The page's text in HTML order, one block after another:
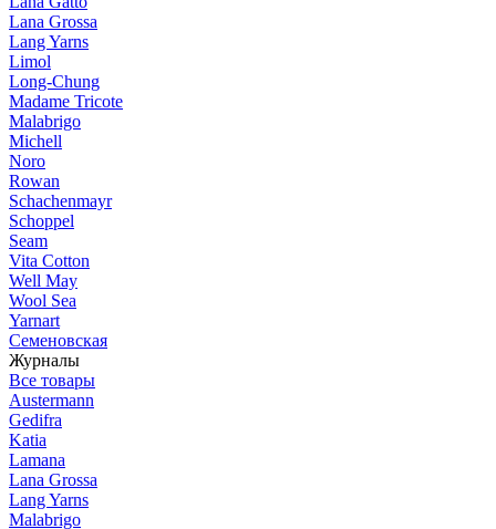
Lana Grossa
Lang Yarns
Limol
Long-Chung
Madame Tricote
Malabrigo
Michell
Noro
Rowan
Schachenmayr
Schoppel
Seam
Vita Cotton
Well May
Wool Sea
Yarnart
Семеновская
Журналы
Все товары
Austermann
Gedifra
Katia
Lamana
Lana Grossa
Lang Yarns
Malabrigo